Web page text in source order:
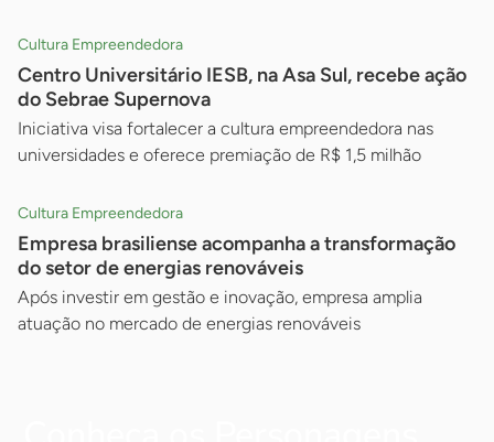
Cultura Empreendedora
Centro Universitário IESB, na Asa Sul, recebe ação
do Sebrae Supernova
Iniciativa visa fortalecer a cultura empreendedora nas
universidades e oferece premiação de R$ 1,5 milhão
Cultura Empreendedora
Empresa brasiliense acompanha a transformação
do setor de energias renováveis
Após investir em gestão e inovação, empresa amplia
atuação no mercado de energias renováveis